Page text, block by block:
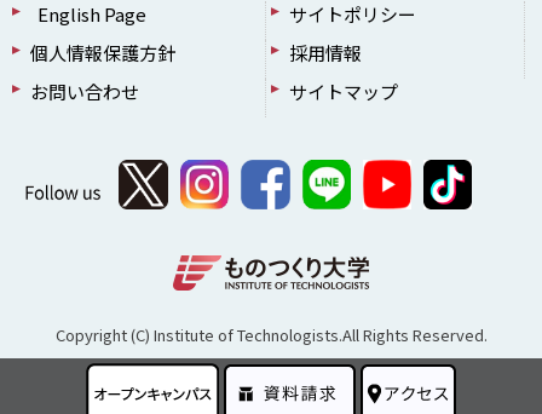
English Page
サイトポリシー
個人情報保護方針
採用情報
お問い合わせ
サイトマップ
Copyright (C) Institute of Technologists.All Rights Reserved.